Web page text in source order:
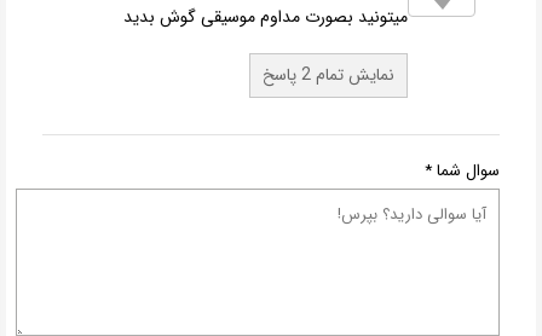
میتونید بصورت مداوم موسیقی گوش بدید
نمایش تمام 2 پاسخ
سوال شما*